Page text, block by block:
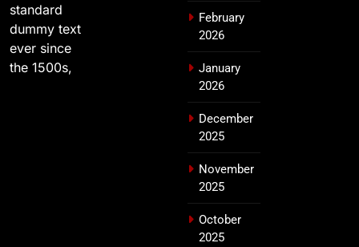
standard
dummy text
ever since
the 1500s,
February
2026
January
2026
December
2025
November
2025
October
2025